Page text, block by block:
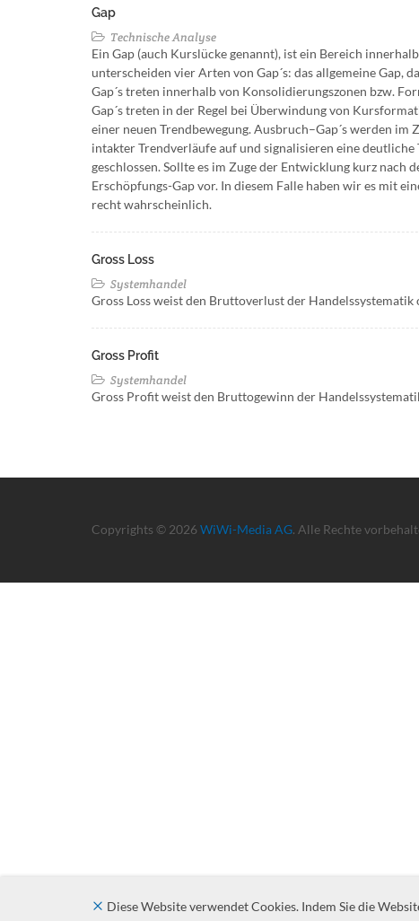
Gap
Technische Analyse
Ein Gap (auch Kurslücke genannt), ist ein Bereich
unterscheiden vier Arten von Gap´s: das allgemeine Gap,
Gap´s treten innerhalb von Konsolidierungszonen bzw.
Gap´s treten in der Regel bei Überwindung von
einer neuen Trendbewegung. Ausbruch–Gap´s werden
intakter Trendverläufe auf und signalisieren eine
geschlossen. Sollte es im Zuge der Entwicklung kurz nach
Erschöpfungs-Gap vor. In diesem Falle haben wir es mit
recht wahrscheinlich.
Gross Loss
Systemhandel
Gross Loss weist den Bruttoverlust der Handelssystematik
Gross Profit
Systemhandel
Gross Profit weist den Bruttogewinn der
Copyrights © 2026 WiWi-Media AG. Alle Rechte
Diese Website verwendet Cookies. Indem Sie die